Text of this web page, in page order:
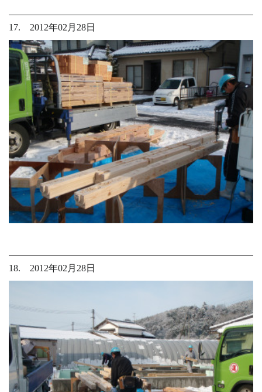
17. 2012年02月28日
18. 2012年02月28日